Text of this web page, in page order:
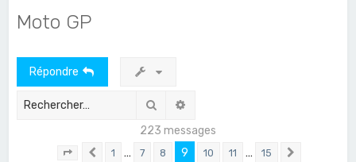
Moto GP
Répondre
Rechercher
223 messages
Page sur15
Précédent
1 … 7 8 9 10 11 … 15